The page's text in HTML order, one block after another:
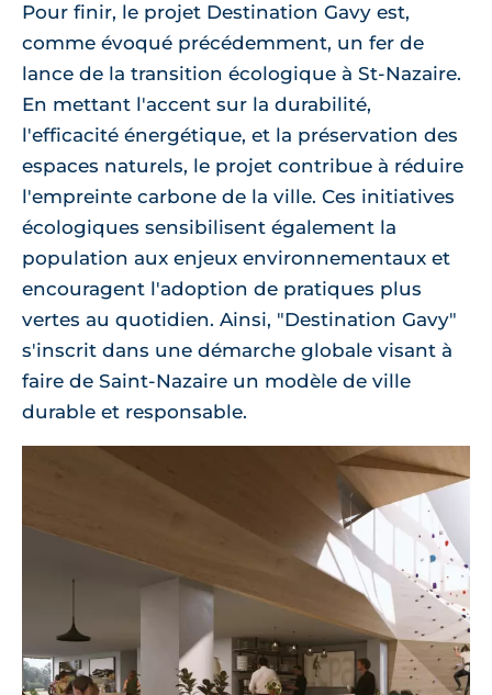
Pour finir, le projet Destination Gavy est,
comme évoqué précédemment, un fer de
lance de la transition écologique à St-Nazaire.
En mettant l'accent sur la durabilité,
l'efficacité énergétique, et la préservation des
espaces naturels, le projet contribue à réduire
l'empreinte carbone de la ville. Ces initiatives
écologiques sensibilisent également la
population aux enjeux environnementaux et
encouragent l'adoption de pratiques plus
vertes au quotidien. Ainsi, "Destination Gavy"
s'inscrit dans une démarche globale visant à
faire de Saint-Nazaire un modèle de ville
durable et responsable.